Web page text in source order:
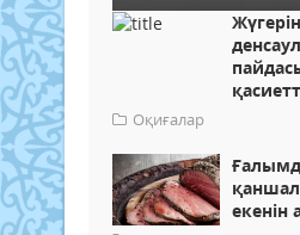
Оқиғалар
екенін